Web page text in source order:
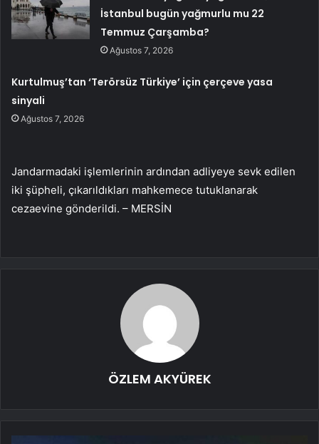
İstanbul bugün yağmurlu mu 22
Temmuz Çarşamba?
Ağustos 7, 2026
Kurtulmuş’tan ‘Terörsüz Türkiye’ için çerçeve yasa
sinyali
Ağustos 7, 2026
Jandarmadaki işlemlerinin ardından adliyeye sevk edilen
iki şüpheli, çıkarıldıkları mahkemece tutuklanarak
cezaevine gönderildi. – MERSİN
ÖZLEM AKYÜREK